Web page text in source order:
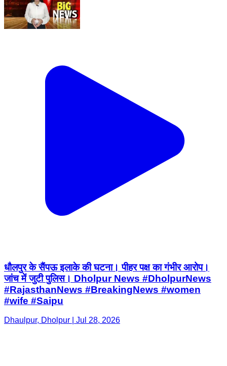
धौलपुर के सैंपऊ इलाके की घटना। पीहर पक्ष का गंभीर आरोप।
जांच में जुटी पुलिस। Dholpur News #DholpurNews
#RajasthanNews #BreakingNews #women
#wife #Saipu
Dhaulpur, Dholpur | Jul 28, 2026